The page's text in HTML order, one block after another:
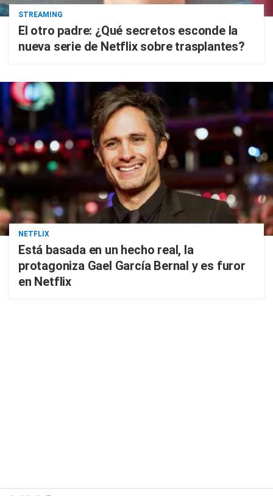
STREAMING
El otro padre: ¿Qué secretos esconde la
nueva serie de Netflix sobre trasplantes?
NETFLIX
Está basada en un hecho real, la
protagoniza Gael García Bernal y es furor
en Netflix